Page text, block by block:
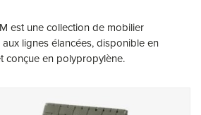
est une collection de mobilier
lignes élancées, disponible en
conçue en polypropylène.